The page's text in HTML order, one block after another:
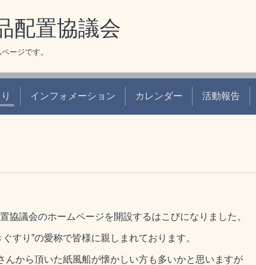
配置協議会
ージです。
インフォメーション カレンダー 活動報告
協議会のホームページを開設するはこびになりました。
すり”の愛称で皆様に親しまれております。
んから頂いた紙風船が懐かしい方も多いかと思いますが